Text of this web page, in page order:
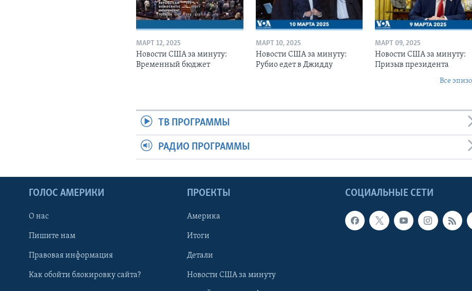
МАРТ 12, 2025
Новости США за минуту:
Временный бюджет
МАРТ 10, 2025
Новости США за минуту:
Рубио едет в Джидду
МАРТ 09, 2025
Новости США за минуту:
Призыв президента
Все
ТВ ПРОГРАММЫ
РАДИО ПРОГРАММЫ
СОЦИАЛЬНЫЕ СЕТИ
ГОЛОС АМЕРИКИ
О нас
Пишите нам
Правовая информация
Как обойти блокировку сайта?
ПРОЕКТЫ
Америка
Итоги
Детали
Новости США за минуту